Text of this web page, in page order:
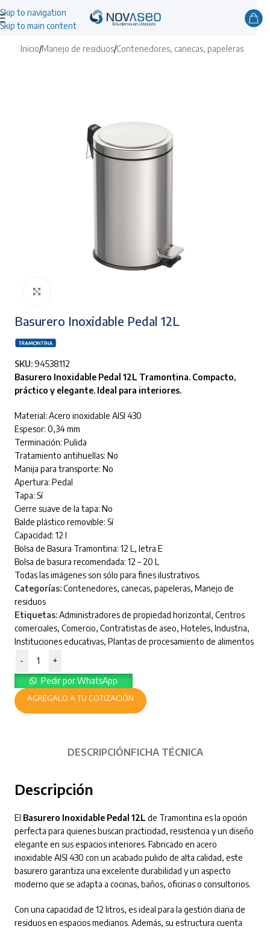
Skip to navigation
Skip to main content
Inicio/Manejo de residuos/Contenedores, canecas, papeleras
Basurero Inoxidable Pedal 12L
SKU:94538112
Basurero Inoxidable Pedal 12L Tramontina. Compacto,
práctico y elegante. Ideal para interiores.
Material: Acero inoxidable AISI 430
Espesor: 0,34 mm
Terminación: Pulida
Tratamiento antihuellas: No
Manija para transporte: No
Apertura: Pedal
Tapa: Sí
Cierre suave de la tapa: No
Balde plástico removible: Sí
Capacidad: 12 l
Bolsa de Basura Tramontina: 12 L, letra E
Bolsa de basura recomendada: 12 – 20 L
Todas las imágenes son sólo para fines ilustrativos.
Categorías:Contenedores, canecas, papeleras, Manejo de
residuos
Etiquetas:Administradores de propiedad horizontal, Centros
comerciales, Comercio, Contratistas de aseo, Hoteles, Industria,
Instituciones educativas, Plantas de procesamiento de alimentos
-
+
Pedir por WhatsApp
AGRÉGALO A TU COTIZACIÓN
DESCRIPCIÓNFICHA TÉCNICA
Descripción
El Basurero Inoxidable Pedal 12L de Tramontina es la opción
perfecta para quienes buscan practicidad, resistencia y un diseño
elegante en sus espacios interiores. Fabricado en acero
inoxidable AISI 430 con un acabado pulido de alta calidad, este
basurero garantiza una excelente durabilidad y un aspecto
moderno que se adapta a cocinas, baños, oficinas o consultorios.
Con una capacidad de 12 litros, es ideal para la gestión diaria de
residuos en espacios medianos. Además, su estructura cuenta